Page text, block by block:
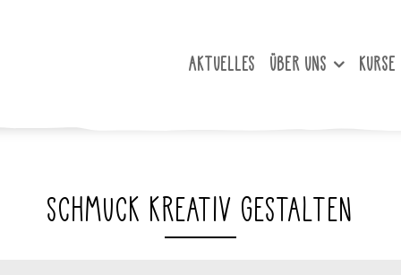
AKTUELLES ÜBER UNS
SCHMUCK KREATIV GESTALTEN